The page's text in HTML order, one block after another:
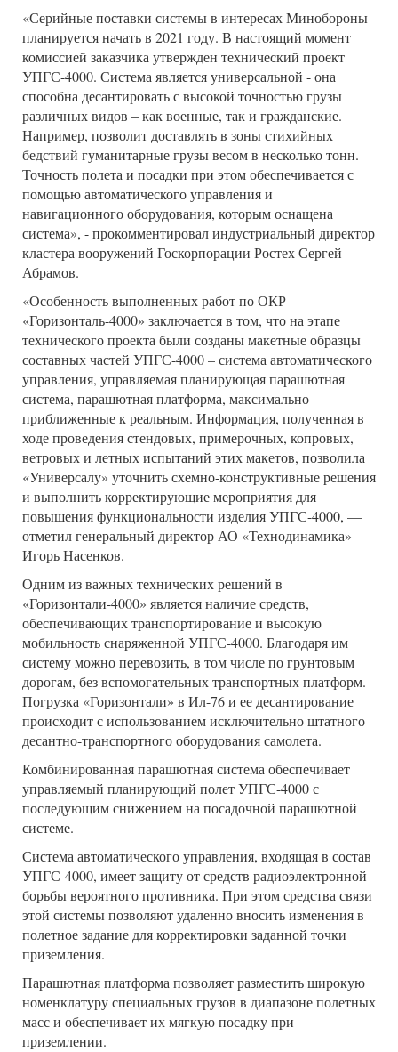
«Серийные поставки системы в интересах Минобороны
планируется начать в 2021 году. В настоящий момент
комиссией заказчика утвержден технический проект
УПГС-4000. Система является универсальной - она
способна десантировать с высокой точностью грузы
различных видов – как военные, так и гражданские.
Например, позволит доставлять в зоны стихийных
бедствий гуманитарные грузы весом в несколько тонн.
Точность полета и посадки при этом обеспечивается с
помощью автоматического управления и
навигационного оборудования, которым оснащена
система», - прокомментировал индустриальный директор
кластера вооружений Госкорпорации Ростех Сергей
Абрамов.
«Особенность выполненных работ по ОКР
«Горизонталь-4000» заключается в том, что на этапе
технического проекта были созданы макетные образцы
составных частей УПГС-4000 – система автоматического
управления, управляемая планирующая парашютная
система, парашютная платформа, максимально
приближенные к реальным. Информация, полученная в
ходе проведения стендовых, примерочных, копровых,
ветровых и летных испытаний этих макетов, позволила
«Универсалу» уточнить схемно-конструктивные решения
и выполнить корректирующие мероприятия для
повышения функциональности изделия УПГС-4000, —
отметил генеральный директор АО «Технодинамика»
Игорь Насенков.
Одним из важных технических решений в
«Горизонтали-4000» является наличие средств,
обеспечивающих транспортирование и высокую
мобильность снаряженной УПГС-4000. Благодаря им
систему можно перевозить, в том числе по грунтовым
дорогам, без вспомогательных транспортных платформ.
Погрузка «Горизонтали» в Ил-76 и ее десантирование
происходит с использованием исключительно штатного
десантно-транспортного оборудования самолета.
Комбинированная парашютная система обеспечивает
управляемый планирующий полет УПГС-4000 с
последующим снижением на посадочной парашютной
системе.
Система автоматического управления, входящая в состав
УПГС-4000, имеет защиту от средств радиоэлектронной
борьбы вероятного противника. При этом средства связи
этой системы позволяют удаленно вносить изменения в
полетное задание для корректировки заданной точки
приземления.
Парашютная платформа позволяет разместить широкую
номенклатуру специальных грузов в диапазоне полетных
масс и обеспечивает их мягкую посадку при
приземлении.